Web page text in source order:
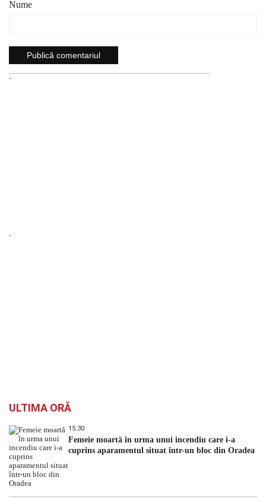
Nume
`
`
ULTIMA ORĂ
15:30
Femeie moartă în urma unui incendiu care i-a
cuprins aparamentul situat într-un bloc din Oradea